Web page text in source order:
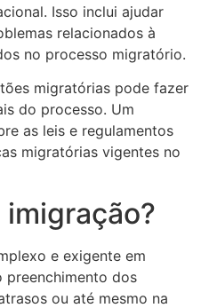
Isso inclui ajudar
relacionados à
no processo migratório.
migratórias pode fazer
do processo. Um
as leis e regulamentos
migratórias vigentes no
e exigente em
preenchimento dos
ou até mesmo na